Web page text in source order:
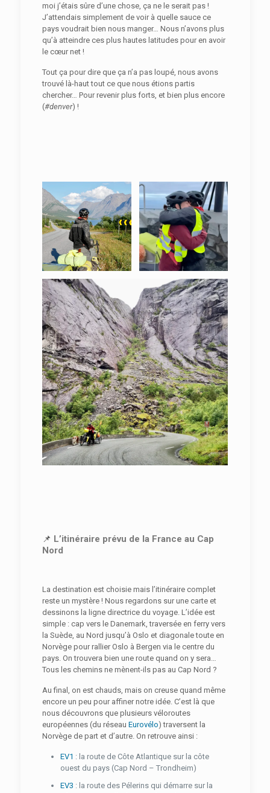
moi j’étais sûre d’une chose, ça ne le serait pas !
J’attendais simplement de voir à quelle sauce ce
pays voudrait bien nous manger… Nous n’avons plus
qu’à atteindre ces plus hautes latitudes pour en avoir
le cœur net !
Tout ça pour dire que ça n’a pas loupé, nous avons
trouvé là-haut tout ce que nous étions partis
chercher… Pour revenir plus forts, et bien plus encore
(#denver) !
📌 L’itinéraire prévu de la France au Cap
Nord
La destination est choisie mais l’itinéraire complet
reste un mystère ! Nous regardons sur une carte et
dessinons la ligne directrice du voyage. L’idée est
simple : cap vers le Danemark, traversée en ferry vers
la Suède, au Nord jusqu’à Oslo et diagonale toute en
Norvège pour rallier Oslo à Bergen via le centre du
pays. On trouvera bien une route quand on y sera…
Tous les chemins ne mènent-ils pas au Cap Nord ?
Au final, on est chauds, mais on creuse quand même
encore un peu pour affiner notre idée. C’est là que
nous découvrons que plusieurs véloroutes
européennes (du réseau Eurovélo) traversent la
Norvège de part et d’autre. On retrouve ainsi :
EV1 : la route de Côte Atlantique sur la côte
ouest du pays (Cap Nord – Trondheim)
EV3 : la route des Pélerins qui démarre sur la